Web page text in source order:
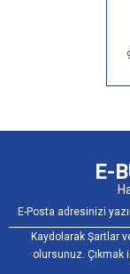
E-
Kaydolarak Şartlar
olursunuz. Çıkmak